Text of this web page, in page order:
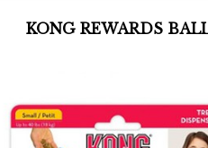
KONG REWARDS